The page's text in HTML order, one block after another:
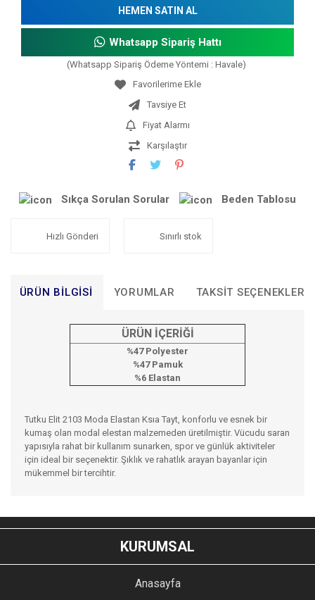
HEMEN SATIN AL
Whatsapp Sipariş Hattı
(Whatsapp Sipariş Ödeme Yöntemi : Havale)
Tavsiye Et
Fiyat Alarmı
Karşılaştır
Sıkça Sorulan Sorular Beden Tablosu
Hızlı Gönderi Sınırlı stok
ÜRÜN BILGISI YORUMLAR TAKSIT SEÇENEKLERI
ÜRÜN İÇERİĞİ
%47 Polyester
%47 Pamuk
%6 Elastan
Tutku Elit 2103 Moda Elastan Ksıa Tayt, konforlu ve esnek bir
kumaş olan modal elestan malzemeden üretilmiştir. Vücudu saran
yapısıyla rahat bir kullanım sunarken, spor ve günlük aktiviteler
için ideal bir seçenektir. Şıklık ve rahatlık arayan bayanlar için
mükemmel bir tercihtir.
YORUM YAZ
Bu ürünün fiyat bilgisi, resim, ürün açıklamalarında ve diğer
konularda yetersiz gördüğünüz noktaları öneri formunu
kullanarak tarafımıza iletebilirsiniz.
Ürün resmi kalitesiz, bozuk veya görüntülenemiyor.
KURUMSAL
Anasayfa